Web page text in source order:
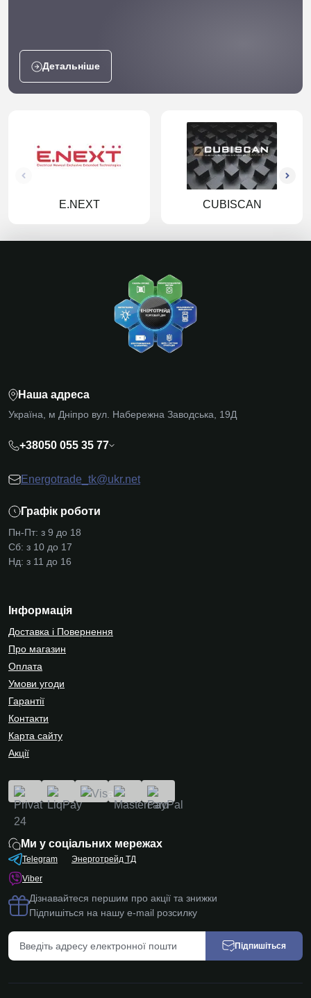
Детальніше
E.NEXT CUBISCAN
Наша адреса
Україна, м Дніпро вул. Набережна Заводська, 19Д
+38050 055 35 77
Energotrade_tk@ukr.net
Графік роботи
Пн-Пт: з 9 до 18
Сб: з 10 до 17
Нд: з 11 до 16
Інформація
Доставка і Повернення
Про магазин
Оплата
Умови угоди
Гарантії
Контакти
Карта сайту
Акції
Ми у соціальних мережах
Telegram
Viber
Энерготрейд ТД
Дізнавайтеся першим про акції та знижки
Підпишіться на нашу e-mail розсилку
Підпишіться